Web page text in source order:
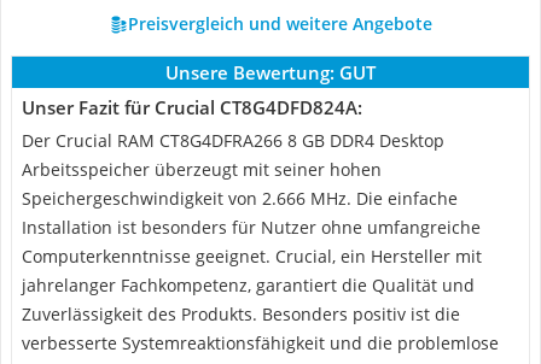
Preisvergleich und weitere Angebote
Unsere Bewertung: GUT
Unser Fazit für Crucial CT8G4DFD824A:
Der Crucial RAM CT8G4DFRA266 8 GB DDR4 Desktop
Arbeitsspeicher überzeugt mit seiner hohen
Speichergeschwindigkeit von 2.666 MHz. Die einfache
Installation ist besonders für Nutzer ohne umfangreiche
Computerkenntnisse geeignet. Crucial, ein Hersteller mit
jahrelanger Fachkompetenz, garantiert die Qualität und
Zuverlässigkeit des Produkts. Besonders positiv ist die
verbesserte Systemreaktionsfähigkeit und die problemlose